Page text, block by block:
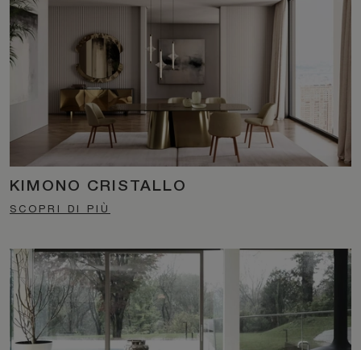
KIMONO CRISTALLO
SCOPRI DI PIÙ